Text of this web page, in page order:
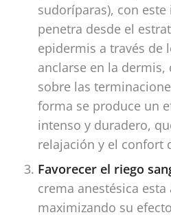
sudoríparas), con
penetra desde el
epidermis a través de
anclarse en la
sobre las
forma se produce un
intenso y duradero,
relajación y el confort
Favorecer el riego
crema anestésica esta
maximizando su